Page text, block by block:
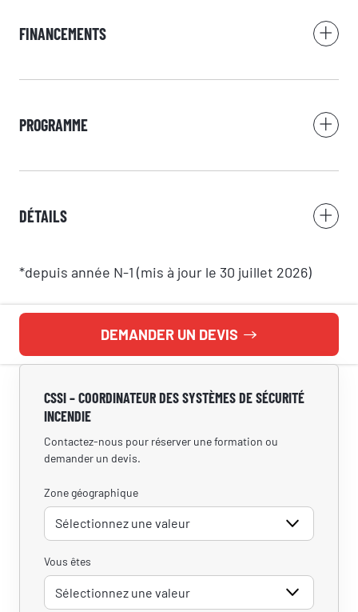
FINANCEMENTS
PROGRAMME
DÉTAILS
*depuis année N-1 (mis à jour le 30 juillet 2026)
DEMANDER UN DEVIS
CSSI – COORDINATEUR DES SYSTÈMES DE SÉCURITÉ
INCENDIE
Contactez-nous pour réserver une formation ou
demander un devis.
Zone géographique
Vous êtes
Numéro de téléphone
RÉSERVER
SI.Groupe utilise vos données pour répondre à votre demande et, avec
votre accord, vous adresser ses offres. Pour en savoir plus, consultez